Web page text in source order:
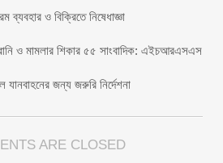
ব্যবহার ও বিক্রিতে নিষেধাজ্ঞা
ও মামলার শিকার ৫৫ সাংবাদিক: এইচআরএসএস
জন্য জরুরি নির্দেশনা
ARE CLOSED